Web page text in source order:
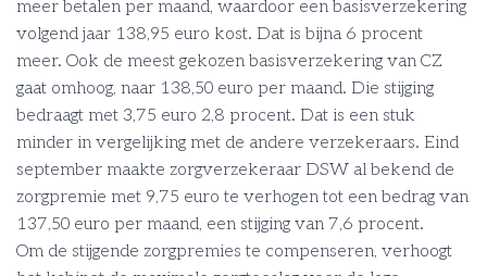
meer betalen per maand, waardoor een basisverzekering
volgend jaar 138,95 euro kost. Dat is bijna 6 procent
meer. Ook de meest gekozen basisverzekering van CZ
gaat omhoog, naar 138,50 euro per maand. Die stijging
bedraagt met 3,75 euro 2,8 procent. Dat is een stuk
minder in vergelijking met de andere verzekeraars. Eind
september maakte zorgverzekeraar DSW al bekend de
zorgpremie met 9,75 euro te verhogen tot een bedrag van
137,50 euro per maand, een stijging van 7,6 procent.
Om de stijgende zorgpremies te compenseren, verhoogt